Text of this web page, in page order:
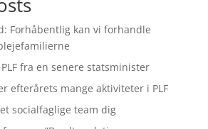
Forhåbentlig kan vi forhandle
fra en senere statsminister
efterårets mange aktiviteter i PLF
socialfaglige team dig